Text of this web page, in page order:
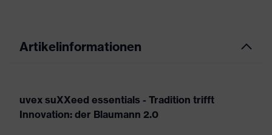
Artikelinformationen
uvex suXXeed essentials - Tradition trifft
Innovation: der Blaumann 2.0